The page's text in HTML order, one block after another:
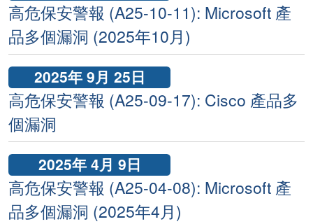
高危保安警報 (A25-10-11): Microsoft 產
品多個漏洞 (2025年10月)
2025年 9月 25日
高危保安警報 (A25-09-17): Cisco 產品多
個漏洞
2025年 4月 9日
高危保安警報 (A25-04-08): Microsoft 產
品多個漏洞 (2025年4月)